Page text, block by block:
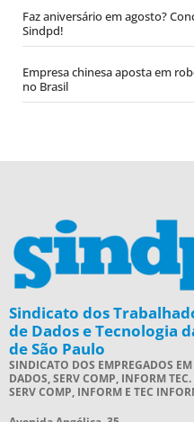
Faz aniversário em agosto?
Sindpd!
Empresa chinesa aposta em
no Brasil
Sindicato dos
de Dados e Tecnologia
de São Paulo
SINDICATO DOS EMPREGADOS
DADOS, SERV COMP, INFORM
SERV COMP, INFORM E TEC